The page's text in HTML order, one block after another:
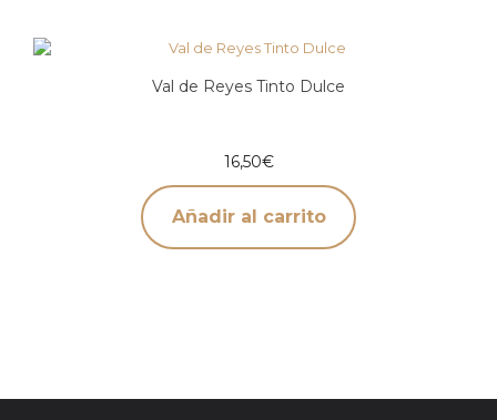
Val de Reyes Tinto Dulce
16,50€
Añadir al carrito